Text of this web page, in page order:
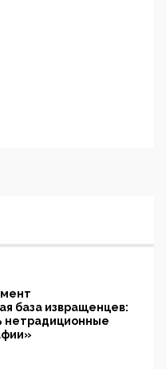
база извращенцев:
нетрадиционные